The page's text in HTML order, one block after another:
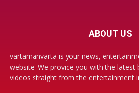
ABOUT US
vartamanvarta is your news,
website. We provide you with the latest
videos straight from the entertainment